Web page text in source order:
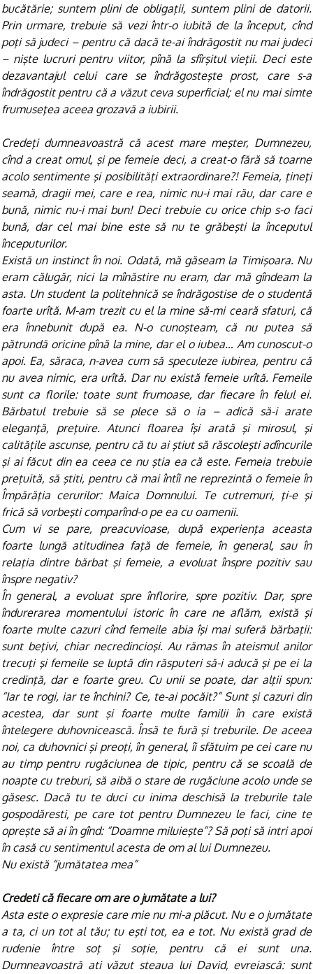
bucătărie; suntem plini de obligaţii, suntem plini de datorii.
Prin urmare, trebuie să vezi într-o iubită de la început, cînd
poţi să judeci – pentru că dacă te-ai îndrăgostit nu mai judeci
– nişte lucruri pentru viitor, pînă la sfîrşitul vieţii. Deci este
dezavantajul celui care se îndrăgosteşte prost, care s-a
îndrăgostit pentru că a văzut ceva superficial; el nu mai simte
frumuseţea aceea grozavă a iubirii.
Credeţi dumneavoastră că acest mare meşter, Dumnezeu,
cînd a creat omul, şi pe femeie deci, a creat-o fără să toarne
acolo sentimente şi posibilităţi extraordinare?! Femeia, ţineţi
seamă, dragii mei, care e rea, nimic nu-i mai rău, dar care e
bună, nimic nu-i mai bun! Deci trebuie cu orice chip s-o faci
bună, dar cel mai bine este să nu te grăbeşti la începutul
începuturilor.
Există un instinct în noi. Odată, mă găseam la Timişoara. Nu
eram călugăr, nici la mînăstire nu eram, dar mă gîndeam la
asta. Un student la politehnică se îndrăgostise de o studentă
foarte urîtă. M-am trezit cu el la mine să-mi ceară sfaturi, că
era înnebunit după ea. N-o cunoşteam, că nu putea să
pătrundă oricine pînă la mine, dar el o iubea… Am cunoscut-o
apoi. Ea, săraca, n-avea cum să speculeze iubirea, pentru că
nu avea nimic, era urîtă. Dar nu există femeie urîtă. Femeile
sunt ca florile: toate sunt frumoase, dar fiecare în felul ei.
Bărbatul trebuie să se plece să o ia – adică să-i arate
eleganţă, preţuire. Atunci floarea îşi arată şi mirosul, şi
calităţile ascunse, pentru că tu ai ştiut să răscoleşti adîncurile
şi ai făcut din ea ceea ce nu ştia ea că este. Femeia trebuie
preţuită, să ştiti, pentru că mai întîi ne reprezintă o femeie în
Împărăţia cerurilor: Maica Domnului. Te cutremuri, ţi-e şi
frică să vorbeşti comparînd-o pe ea cu oamenii.
Cum vi se pare, preacuvioase, după experienţa aceasta
foarte lungă atitudinea faţă de femeie, în general, sau în
relaţia dintre bărbat şi femeie, a evoluat înspre pozitiv sau
înspre negativ?
În general, a evoluat spre înflorire, spre pozitiv. Dar, spre
îndurerarea momentului istoric în care ne aflăm, există şi
foarte multe cazuri cînd femeile abia îşi mai suferă bărbaţii:
sunt beţivi, chiar necredincioşi. Au rămas în ateismul anilor
trecuţi şi femeile se luptă din răsputeri să-i aducă şi pe ei la
credinţă, dar e foarte greu. Cu unii se poate, dar alţii spun:
“Iar te rogi, iar te închini? Ce, te-ai pocăit?” Sunt şi cazuri din
acestea, dar sunt şi foarte multe familii în care există
întelegere duhovnicească. Însă te fură şi treburile. De aceea
noi, ca duhovnici şi preoţi, în general, îi sfătuim pe cei care nu
au timp pentru rugăciunea de tipic, pentru că se scoală de
noapte cu treburi, să aibă o stare de rugăciune acolo unde se
găsesc. Dacă tu te duci cu inima deschisă la treburile tale
gospodăresti, pe care tot pentru Dumnezeu le faci, cine te
opreşte să ai în gînd: “Doamne miluieşte”? Să poţi să intri apoi
în casă cu sentimentul acesta de om al lui Dumnezeu.
Nu există “jumătatea mea”
Credeti că fiecare om are o jumătate a lui?
Asta este o expresie care mie nu mi-a plăcut. Nu e o jumătate
a ta, ci un tot al tău; tu eşti tot, ea e tot. Nu există grad de
rudenie între soţ şi soţie, pentru că ei sunt una.
Dumneavoastră ati văzut steaua lui David, evreiască: sunt